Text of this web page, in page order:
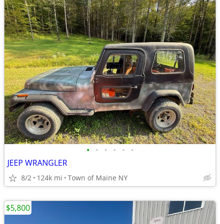
• • • • • •
JEEP WRANGLER
8/2 124k mi Town of Maine NY
$5,800